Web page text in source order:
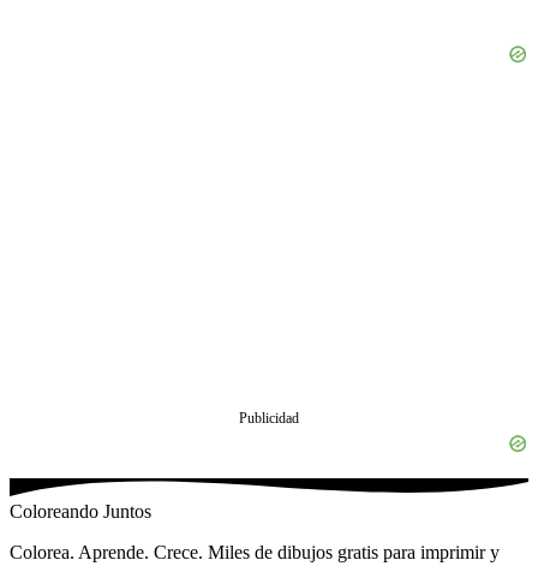
Publicidad
Coloreando Juntos
Colorea. Aprende. Crece. Miles de dibujos gratis para imprimir y